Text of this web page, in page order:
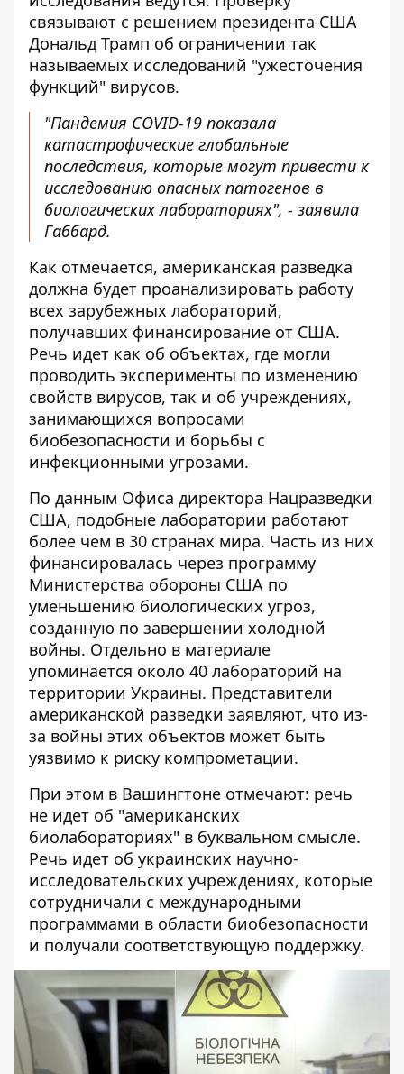
связывают с решением президента США
Дональд Трамп об ограничении так
называемых исследований "ужесточения
функций" вирусов.
"Пандемия COVID-19 показала
катастрофические глобальные
последствия, которые могут привести к
исследованию опасных патогенов в
биологических лабораториях", - заявила
Габбард.
Как отмечается, американская разведка
должна будет проанализировать работу
всех зарубежных лабораторий,
получавших финансирование от США.
Речь идет как об объектах, где могли
проводить эксперименты по изменению
свойств вирусов, так и об учреждениях,
занимающихся вопросами
биобезопасности и борьбы с
инфекционными угрозами.
По данным Офиса директора Нацразведки
США, подобные лаборатории работают
более чем в 30 странах мира. Часть из них
финансировалась через программу
Министерства обороны США по
уменьшению биологических угроз,
созданную по завершении холодной
войны. Отдельно в материале
упоминается около 40 лабораторий на
территории Украины. Представители
американской разведки заявляют, что из-
за войны этих объектов может быть
уязвимо к риску компрометации.
При этом в Вашингтоне отмечают: речь
не идет об "американских
биолабораториях" в буквальном смысле.
Речь идет об украинских научно-
исследовательских учреждениях, которые
сотрудничали с международными
программами в области биобезопасности
и получали соответствующую поддержку.